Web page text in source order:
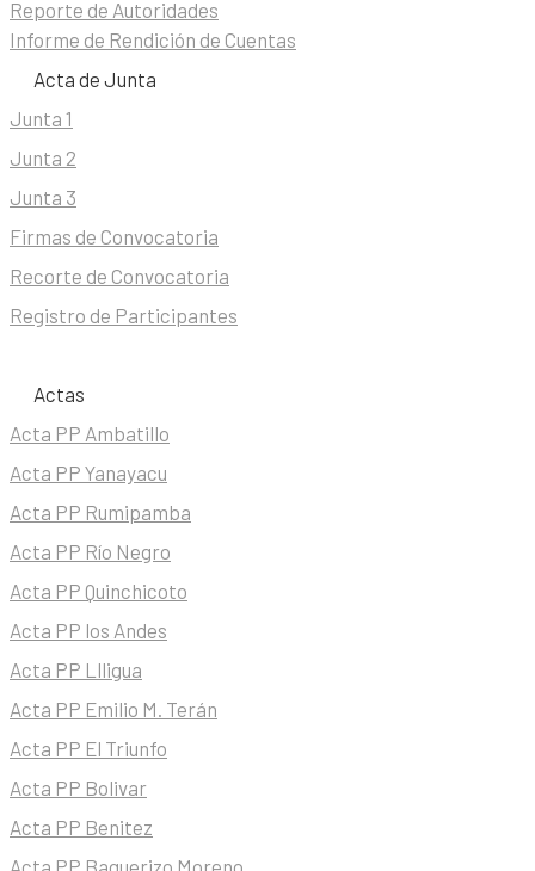
Reporte de Autoridades
Informe de Rendición de Cuentas
Acta de Junta
Junta 1
Junta 2
Junta 3
Firmas de Convocatoria
Recorte de Convocatoria
Registro de Participantes
Actas
Acta PP Ambatillo
Acta PP Yanayacu
Acta PP Rumipamba
Acta PP Río Negro
Acta PP Quinchicoto
Acta PP los Andes
Acta PP Llligua
Acta PP Emilio M. Terán
Acta PP El Triunfo
Acta PP Bolivar
Acta PP Benitez